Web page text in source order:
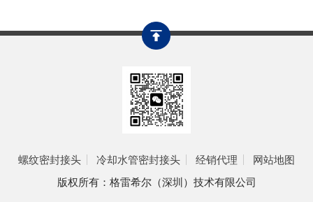
螺纹密封接头 冷却水管密封接头 经销代理
网站地图
版权所有：格雷希尔（深圳）技术有限公司